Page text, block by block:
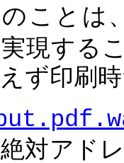
ことは
現する
ず印刷
対アド